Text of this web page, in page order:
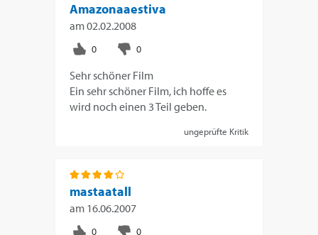
Amazonaaestiva
am02.02.2008
Sehr schöner Film
Ein sehr schöner Film, ich hoffe es
wird noch einen 3 Teil geben.
ungeprüfte Kritik
mastaatall
am 16.06.2007